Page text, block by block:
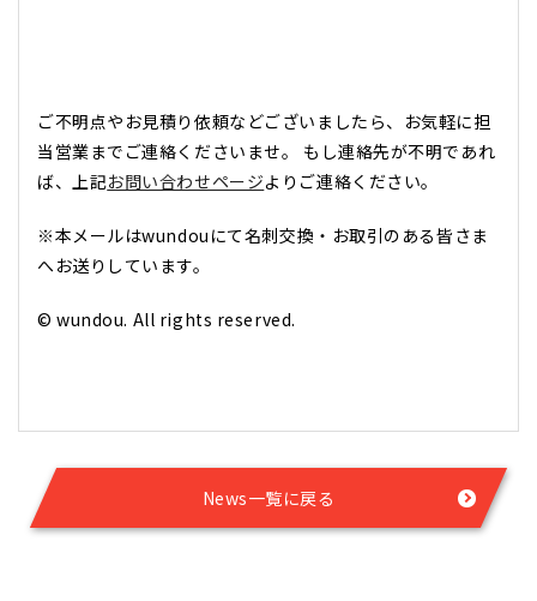
ご不明点やお見積り依頼などございましたら、お気軽に担
当営業までご連絡くださいませ。 もし連絡先が不明であれ
ば、上記お問い合わせページよりご連絡ください。
※本メールはwundouにて名刺交換・お取引のある皆さま
へお送りしています。
© wundou. All rights reserved.
News一覧に戻る